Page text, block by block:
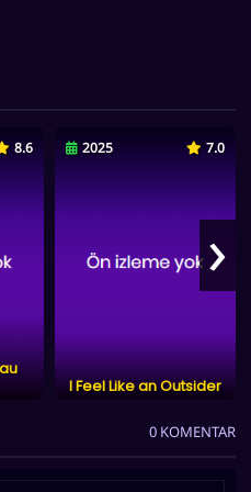
8.6 2025 7.0
I Feel Like an Outsider
›
0 KOMENTAR